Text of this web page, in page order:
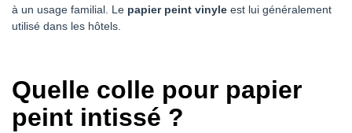
à un usage familial. Le papier peint vinyle est lui généralement
utilisé dans les hôtels.
Quelle colle pour papier
peint intissé ?